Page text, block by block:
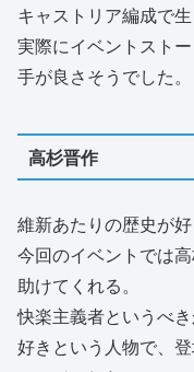
キャストリア編成で
実際にイベントスト
手が良さそうでした。
高杉晋作
維新あたりの歴史が
今回のイベントでは
助けてくれる。
快楽主義者というべ
好きという人物で、